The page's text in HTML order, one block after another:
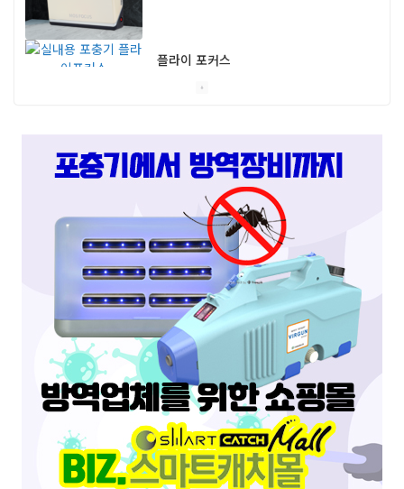
플라이 포커스
스마트키퍼 UV LED 고급형